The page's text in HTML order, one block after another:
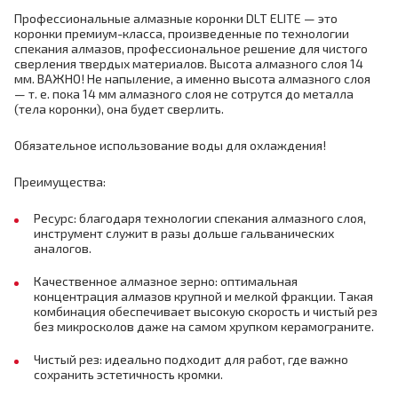
Профессиональные алмазные коронки DLT ELITE — это
коронки премиум-класса, произведенные по технологии
спекания алмазов, профессиональное решение для чистого
сверления твердых материалов. Высота алмазного слоя 14
мм. ВАЖНО! Не напыление, а именно высота алмазного слоя
— т. е. пока 14 мм алмазного слоя не сотрутся до металла
(тела коронки), она будет сверлить.
Обязательное использование воды для охлаждения!
Преимущества:
Ресурс: благодаря технологии спекания алмазного слоя,
инструмент служит в разы дольше гальванических
аналогов.
Качественное алмазное зерно: оптимальная
концентрация алмазов крупной и мелкой фракции. Такая
комбинация обеспечивает высокую скорость и чистый рез
без микросколов даже на самом хрупком керамограните.
Чистый рез: идеально подходит для работ, где важно
сохранить эстетичность кромки.